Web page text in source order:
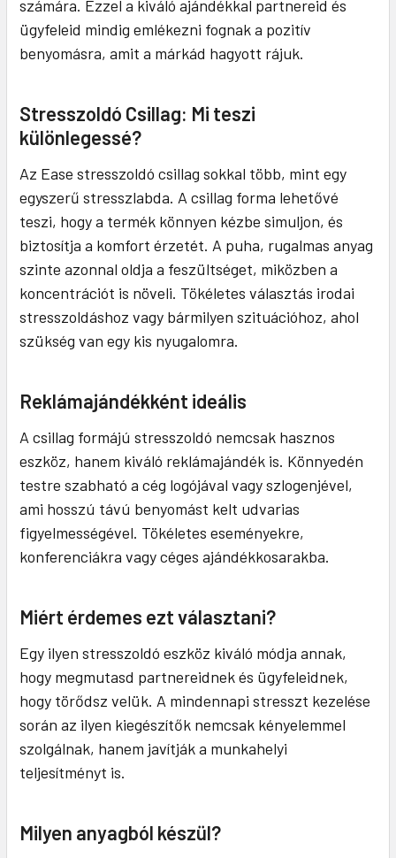
számára. Ezzel a kiváló ajándékkal partnereid és
ügyfeleid mindig emlékezni fognak a pozitív
benyomásra, amit a márkád hagyott rájuk.
Stresszoldó Csillag: Mi teszi
különlegessé?
Az Ease stresszoldó csillag sokkal több, mint egy
egyszerű stresszlabda. A csillag forma lehetővé
teszi, hogy a termék könnyen kézbe simuljon, és
biztosítja a komfort érzetét. A puha, rugalmas anyag
szinte azonnal oldja a feszültséget, miközben a
koncentrációt is növeli. Tökéletes választás irodai
stresszoldáshoz vagy bármilyen szituációhoz, ahol
szükség van egy kis nyugalomra.
Reklámajándékként ideális
A csillag formájú stresszoldó nemcsak hasznos
eszköz, hanem kiváló reklámajándék is. Könnyedén
testre szabható a cég logójával vagy szlogenjével,
ami hosszú távú benyomást kelt udvarias
figyelmességével. Tökéletes eseményekre,
konferenciákra vagy céges ajándékkosarakba.
Miért érdemes ezt választani?
Egy ilyen stresszoldó eszköz kiváló módja annak,
hogy megmutasd partnereidnek és ügyfeleidnek,
hogy törődsz velük. A mindennapi stresszt kezelése
során az ilyen kiegészítők nemcsak kényelemmel
szolgálnak, hanem javítják a munkahelyi
teljesítményt is.
Milyen anyagból készül?